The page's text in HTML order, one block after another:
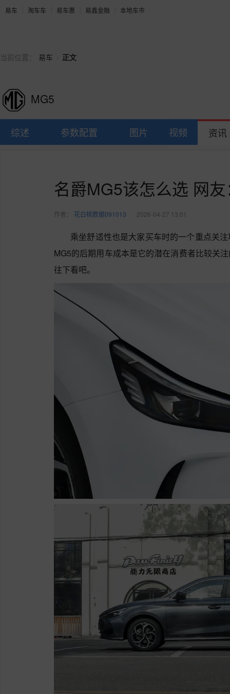
易车 淘车车 易车惠 易鑫金融 本地车市
当前位置： 易车 正文
MG5
综述 参数配置 图片 视频 资讯
名爵MG5该怎么选 网
作者： 花白桃数据091013 2026-04-27 13:01
乘坐舒适性也是大家买车时的一个重点关
MG5的后期用车成本是它的潜在消费者比较关
往下看吧。